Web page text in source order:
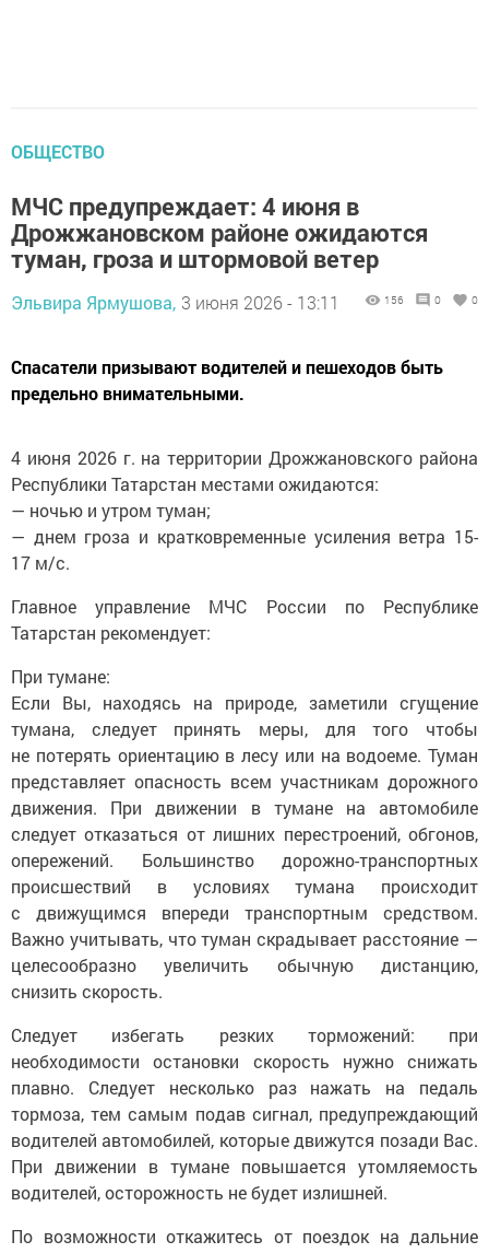
ОБЩЕСТВО
МЧС предупреждает: 4 июня в
Дрожжановском районе ожидаются
туман, гроза и штормовой ветер
Эльвира Ярмушова, 3 июня 2026 - 13:11 156 0 0
Спасатели призывают водителей и пешеходов быть
предельно внимательными.
4 июня 2026 г. на территории Дрожжановского района
Республики Татарстан местами ожидаются:
— ночью и утром туман;
— днем гроза и кратковременные усиления ветра 15-
17 м/с.
Главное управление МЧС России по Республике
Татарстан рекомендует:
При тумане:
Если Вы, находясь на природе, заметили сгущение
тумана, следует принять меры, для того чтобы
не потерять ориентацию в лесу или на водоеме. Туман
представляет опасность всем участникам дорожного
движения. При движении в тумане на автомобиле
следует отказаться от лишних перестроений, обгонов,
опережений. Большинство дорожно-транспортных
происшествий в условиях тумана происходит
с движущимся впереди транспортным средством.
Важно учитывать, что туман скрадывает расстояние —
целесообразно увеличить обычную дистанцию,
снизить скорость.
Следует избегать резких торможений: при
необходимости остановки скорость нужно снижать
плавно. Следует несколько раз нажать на педаль
тормоза, тем самым подав сигнал, предупреждающий
водителей автомобилей, которые движутся позади Вас.
При движении в тумане повышается утомляемость
водителей, осторожность не будет излишней.
По возможности откажитесь от поездок на дальние